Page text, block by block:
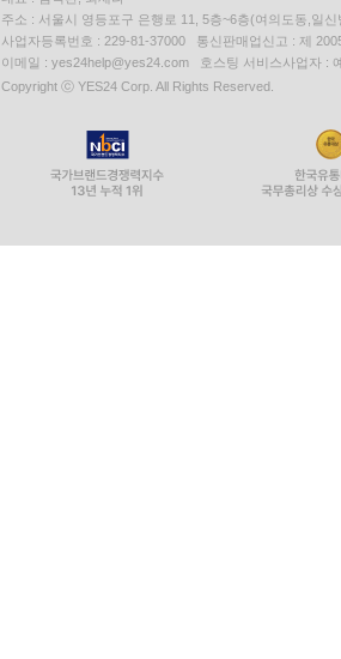
주소 : 서울시 영등포구 은행로 11, 5층~6층(여의도동,일신
사업자등록번호 : 229-81-37000 통신판매업신고 : 제
이메일 : yes24help@yes24.com 호스팅 서비스사업자 :
Copyright ⓒ YES24 Corp. All Rights Reserved.